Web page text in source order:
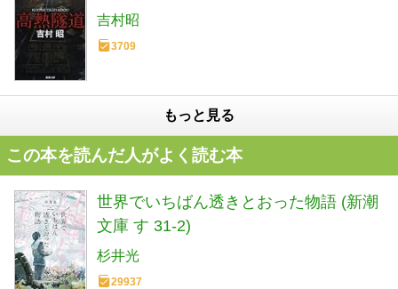
吉村昭
3709
もっと見る
この本を読んだ人がよく読む本
世界でいちばん透きとおった物語 (新潮
文庫 す 31-2)
杉井光
29937